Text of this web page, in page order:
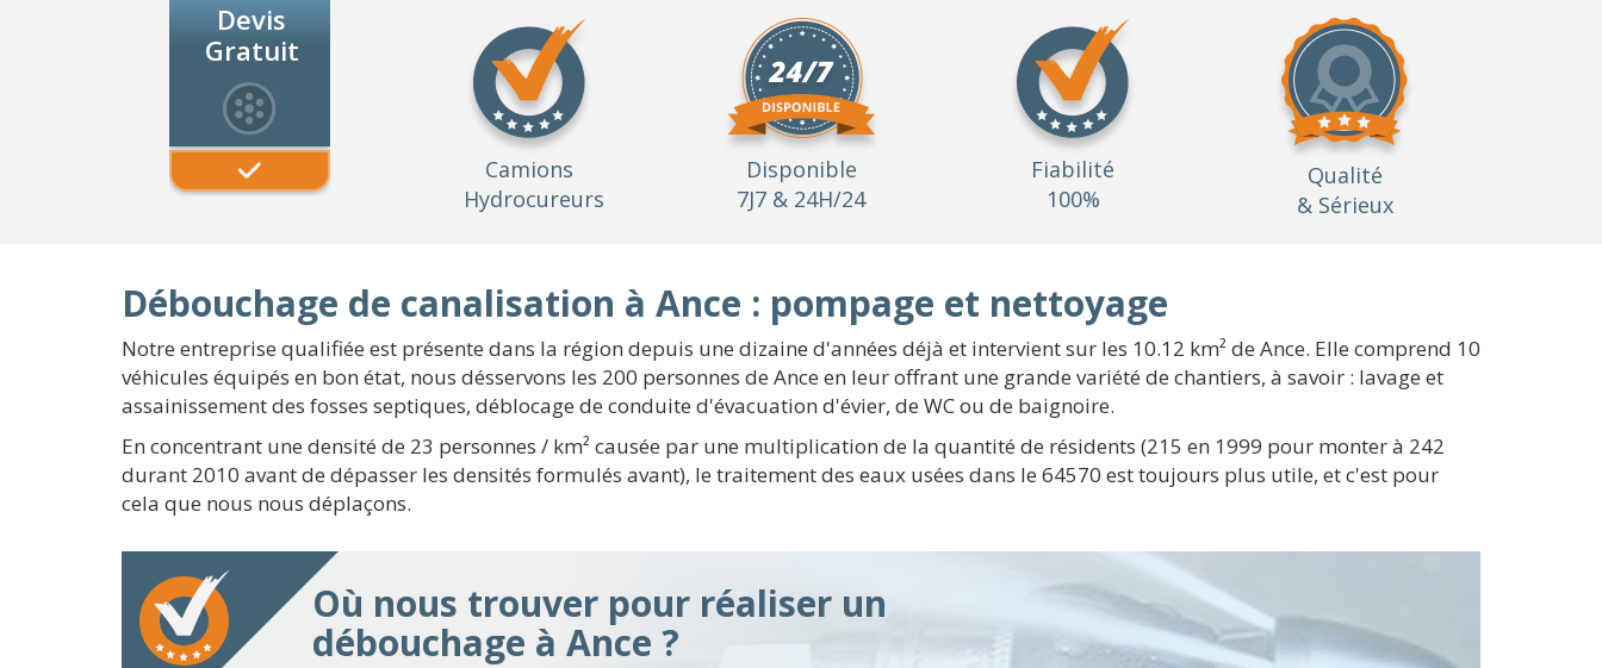
Devis
Gratuit
Camions
Hydrocureurs
Disponible
7J7 & 24H/24
Fiabilité
100%
Qualité
& Sérieux
Débouchage de canalisation à Ance : pompage et nettoyage
Notre entreprise qualifiée est présente dans la région depuis une dizaine d'années déjà et intervient sur les 10.12 km² de Ance. Elle comprend 10
véhicules équipés en bon état, nous désservons les 200 personnes de Ance en leur offrant une grande variété de chantiers, à savoir : lavage et
assainissement des fosses septiques, déblocage de conduite d'évacuation d'évier, de WC ou de baignoire.
En concentrant une densité de 23 personnes / km² causée par une multiplication de la quantité de résidents (215 en 1999 pour monter à 242
durant 2010 avant de dépasser les densités formulés avant), le traitement des eaux usées dans le 64570 est toujours plus utile, et c'est pour
cela que nous nous déplaçons.
Où nous trouver pour réaliser un
débouchage à Ance ?